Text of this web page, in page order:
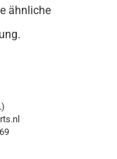
ähnliche